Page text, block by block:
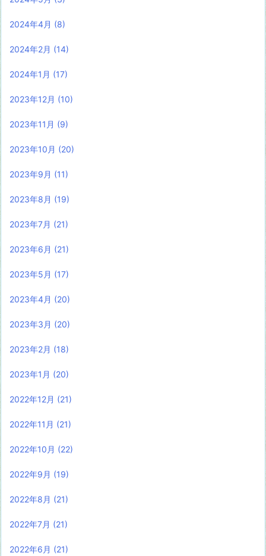
2024年4月 (8)
2024年2月 (14)
2024年1月 (17)
2023年12月 (10)
2023年11月 (9)
2023年10月 (20)
2023年9月 (11)
2023年8月 (19)
2023年7月 (21)
2023年6月 (21)
2023年5月 (17)
2023年4月 (20)
2023年3月 (20)
2023年2月 (18)
2023年1月 (20)
2022年12月 (21)
2022年11月 (21)
2022年10月 (22)
2022年9月 (19)
2022年8月 (21)
2022年7月 (21)
2022年6月 (21)